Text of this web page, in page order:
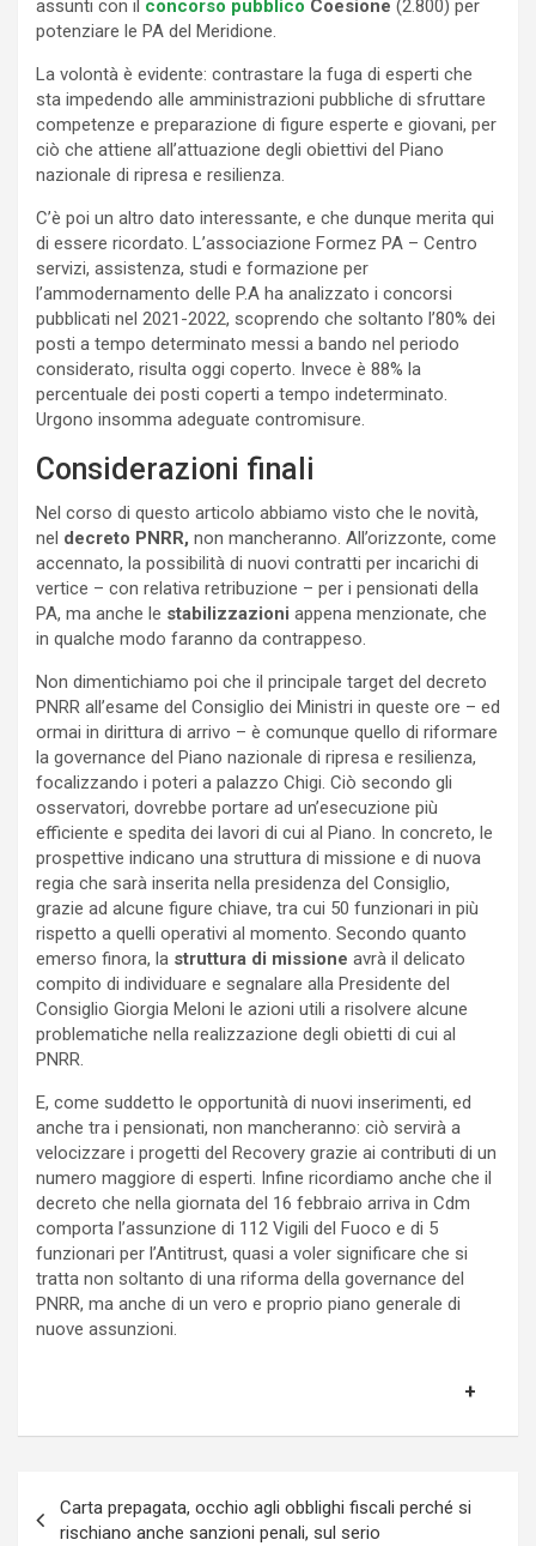
assunti con il concorso pubblico Coesione (2.800) per
potenziare le PA del Meridione.
La volontà è evidente: contrastare la fuga di esperti che
sta impedendo alle amministrazioni pubbliche di sfruttare
competenze e preparazione di figure esperte e giovani, per
ciò che attiene all’attuazione degli obiettivi del Piano
nazionale di ripresa e resilienza.
C’è poi un altro dato interessante, e che dunque merita qui
di essere ricordato. L’associazione Formez PA – Centro
servizi, assistenza, studi e formazione per
l’ammodernamento delle P.A ha analizzato i concorsi
pubblicati nel 2021-2022, scoprendo che soltanto l’80% dei
posti a tempo determinato messi a bando nel periodo
considerato, risulta oggi coperto. Invece è 88% la
percentuale dei posti coperti a tempo indeterminato.
Urgono insomma adeguate contromisure.
Considerazioni finali
Nel corso di questo articolo abbiamo visto che le novità,
nel decreto PNRR, non mancheranno. All’orizzonte, come
accennato, la possibilità di nuovi contratti per incarichi di
vertice – con relativa retribuzione – per i pensionati della
PA, ma anche le stabilizzazioni appena menzionate, che
in qualche modo faranno da contrappeso.
Non dimentichiamo poi che il principale target del decreto
PNRR all’esame del Consiglio dei Ministri in queste ore – ed
ormai in dirittura di arrivo – è comunque quello di riformare
la governance del Piano nazionale di ripresa e resilienza,
focalizzando i poteri a palazzo Chigi. Ciò secondo gli
osservatori, dovrebbe portare ad un’esecuzione più
efficiente e spedita dei lavori di cui al Piano. In concreto, le
prospettive indicano una struttura di missione e di nuova
regia che sarà inserita nella presidenza del Consiglio,
grazie ad alcune figure chiave, tra cui 50 funzionari in più
rispetto a quelli operativi al momento. Secondo quanto
emerso finora, la struttura di missione avrà il delicato
compito di individuare e segnalare alla Presidente del
Consiglio Giorgia Meloni le azioni utili a risolvere alcune
problematiche nella realizzazione degli obietti di cui al
PNRR.
E, come suddetto le opportunità di nuovi inserimenti, ed
anche tra i pensionati, non mancheranno: ciò servirà a
velocizzare i progetti del Recovery grazie ai contributi di un
numero maggiore di esperti. Infine ricordiamo anche che il
decreto che nella giornata del 16 febbraio arriva in Cdm
comporta l’assunzione di 112 Vigili del Fuoco e di 5
funzionari per l’Antitrust, quasi a voler significare che si
tratta non soltanto di una riforma della governance del
PNRR, ma anche di un vero e proprio piano generale di
nuove assunzioni.
articoli
Carta prepagata, occhio agli obblighi fiscali perché si
rischiano anche sanzioni penali, sul serio